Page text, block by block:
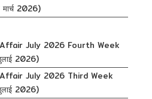
2026)
July 2026 Fourth Week
2026)
July 2026 Third Week
2026)